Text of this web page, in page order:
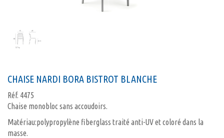
CHAISE NARDI BORA BISTROT BLANCHE
Réf. 4475
Chaise monobloc sans accoudoirs.
Matériau:polypropylène fiberglass traité anti-UV et coloré dans la
masse.